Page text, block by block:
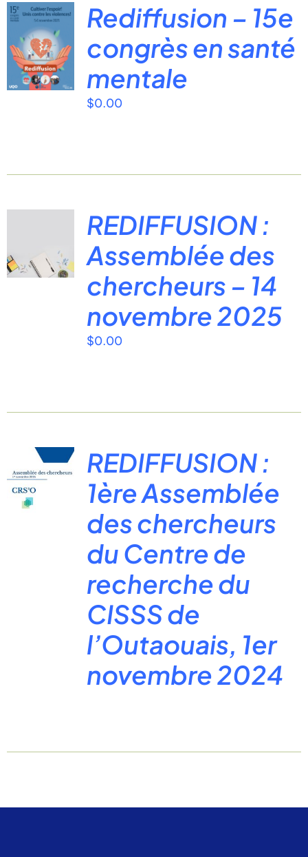
Rediffusion – 15e
congrès en santé
mentale
$0.00
REDIFFUSION :
Assemblée des
chercheurs – 14
novembre 2025
$0.00
REDIFFUSION :
1ère Assemblée
des chercheurs
du Centre de
recherche du
CISSS de
l’Outaouais, 1er
novembre 2024